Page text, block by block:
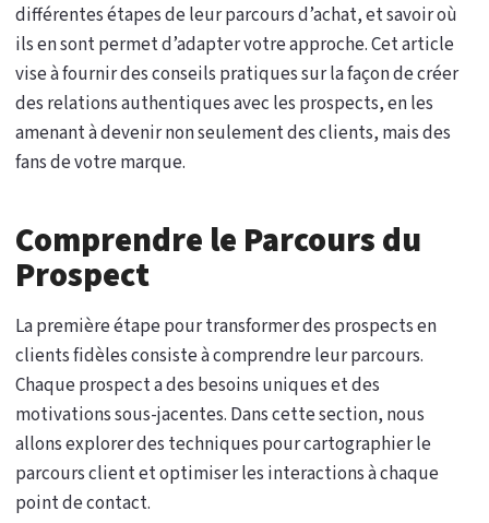
différentes étapes de leur parcours d’achat, et savoir où
ils en sont permet d’adapter votre approche. Cet article
vise à fournir des conseils pratiques sur la façon de créer
des relations authentiques avec les prospects, en les
amenant à devenir non seulement des clients, mais des
fans de votre marque.
Comprendre le Parcours du
Prospect
La première étape pour transformer des prospects en
clients fidèles consiste à comprendre leur parcours.
Chaque prospect a des besoins uniques et des
motivations sous-jacentes. Dans cette section, nous
allons explorer des techniques pour cartographier le
parcours client et optimiser les interactions à chaque
point de contact.